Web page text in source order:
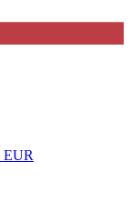
EUR